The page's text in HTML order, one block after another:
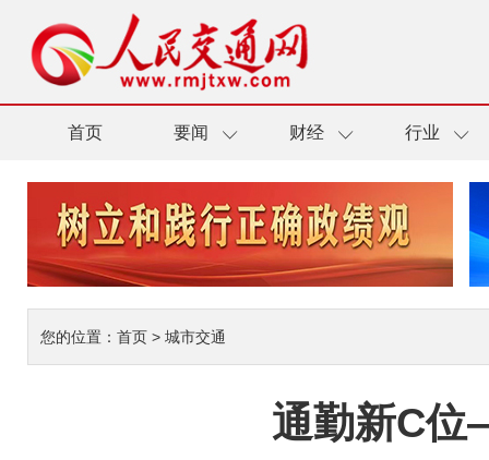
首页 要闻 财经 行业
您的位置： 首页 > 城市交通
通勤新C位